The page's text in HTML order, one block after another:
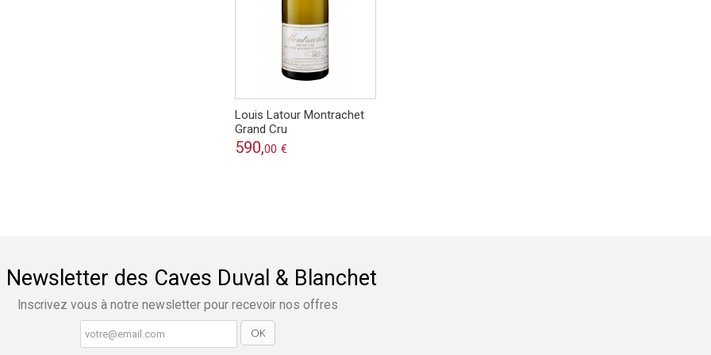
Louis Latour Montrachet
Grand Cru
590,00 €
Newsletter des Caves Duval & Blanchet
Inscrivez vous à notre newsletter pour recevoir nos offres